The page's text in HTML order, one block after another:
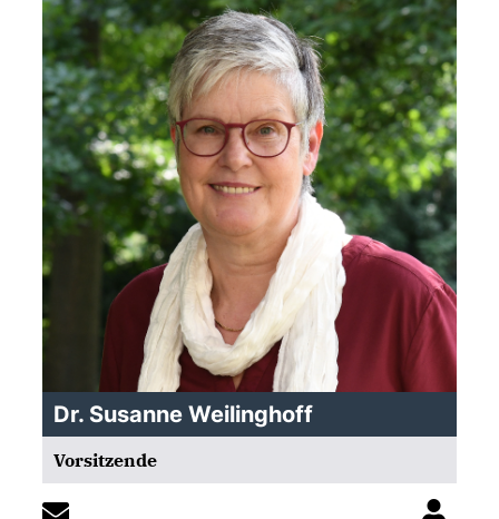
Dr. Susanne Weilinghoff
Vorsitzende